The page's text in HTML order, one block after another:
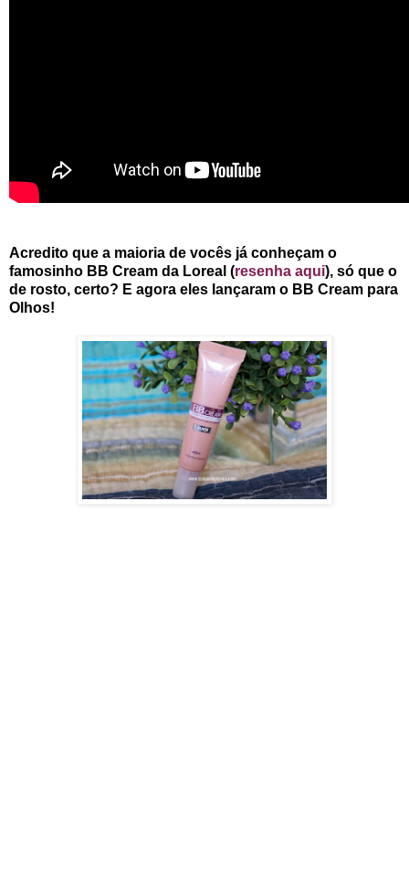
Acredito que a maioria de vocês já conheçam o
famosinho BB Cream da Loreal (resenha aqui), só que o
de rosto, certo? E agora eles lançaram o BB Cream para
Olhos!